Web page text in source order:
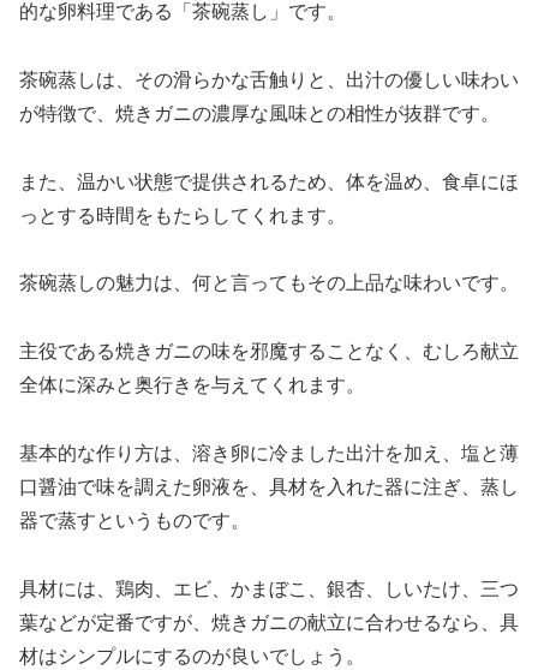
的な卵料理である「茶碗蒸し」です。
茶碗蒸しは、その滑らかな舌触りと、出汁の優しい味わい
が特徴で、焼きガニの濃厚な風味との相性が抜群です。
また、温かい状態で提供されるため、体を温め、食卓にほ
っとする時間をもたらしてくれます。
茶碗蒸しの魅力は、何と言ってもその上品な味わいです。
主役である焼きガニの味を邪魔することなく、むしろ献立
全体に深みと奥行きを与えてくれます。
基本的な作り方は、溶き卵に冷ました出汁を加え、塩と薄
口醤油で味を調えた卵液を、具材を入れた器に注ぎ、蒸し
器で蒸すというものです。
具材には、鶏肉、エビ、かまぼこ、銀杏、しいたけ、三つ
葉などが定番ですが、焼きガニの献立に合わせるなら、具
材はシンプルにするのが良いでしょう。